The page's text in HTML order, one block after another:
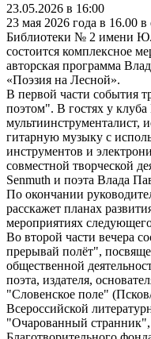
23.05.2026 в 16:00
23 мая 2026 года в 16.00
Библиотеки № 2 имени
состоится комплексное
авторская программа
«Поэзия на Лесной».
В первой части события
поэтом". В гостях у
гитарную музыку с
инструментов и
совместной творческой
Senmuth и поэта Влада
По окончании
расскажет планах
мероприятиях
Во второй части вечера
прерывай полёт",
общественной
поэта, издателя,
"Словенское поле"
Всероссийской
"Очарованный странник",